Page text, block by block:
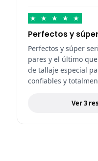
★ ★ ★ ★ ★
Perfectos y
Perfectos y súper
pares y el último
de tallaje especial
confiables y
Ver 3